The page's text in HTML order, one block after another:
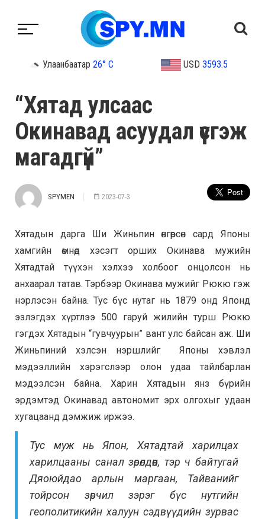
Улаанбаатар 26° C USD 3593.5
“Хятад улсаас
Окинавад асуудал үүсгэж
магадгүй”
SPYMEN 2023-07-3
Хятадын дарга Ши Жиньпин өнгөрсөн сард Японы
хамгийн өмнөд хэсэгт орших Окинава мужийн
Хятадтай түүхэн хэлхээ холбоог онцолсон нь
анхаарал татав. Тэрбээр Окинава мужийг Рюкю гэж
нэрлэсэн байна. Тус бүс нутаг нь 1879 онд Японд
эзлэгдэх хүртлээ 500 гаруй жилийн турш Рюкю
гэгдэх Хятадын “гувчуурын” вант улс байсан аж. Ши
Жиньпиний хэлсэн нэршлийг Японы хэвлэл
мэдээллийн хэрэгслээр олон удаа тайлбарлан
мэдээлсэн байна. Харин Хятадын янз бүрийн
эрдэмтэд Окинавад автономит эрх олгохыг удаан
хугацаанд дэмжиж иржээ.
Тус муж нь Япон, Хятадтай харилцах
харилцааны санал зөрөлдөөн, тэр ч байтугай
Дяоюйдао арлын маргаан, Тайванийг
тойрсон зөрчил зэрэг бүс нутгийн
геополитикийн халуун сэдвүүдийн зурвас